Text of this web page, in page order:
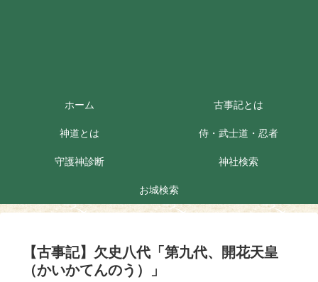
ホーム 古事記とは
神道とは 侍・武士道・忍者
守護神診断 神社検索
お城検索
【古事記】欠史八代「第九代、開花天皇
（かいかてんのう）」